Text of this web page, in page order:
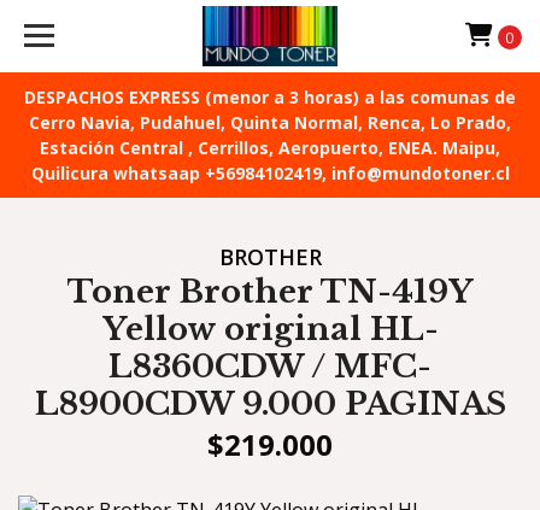
DESPACHOS EXPRESS (menor a 3 horas) a las comunas de
Cerro Navia, Pudahuel, Quinta Normal, Renca, Lo Prado,
Estación Central , Cerrillos, Aeropuerto, ENEA. Maipu,
Quilicura whatsaap +56984102419, info@mundotoner.cl
0
BROTHER
Toner Brother TN-419Y
Yellow original HL-
L8360CDW / MFC-
L8900CDW 9.000 PAGINAS
$219.000